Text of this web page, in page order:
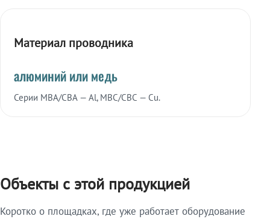
Материал проводника
алюминий или медь
Серии МВА/СВА — Al, МВС/СВС — Cu.
Объекты с этой продукцией
Коротко о площадках, где уже работает оборудование